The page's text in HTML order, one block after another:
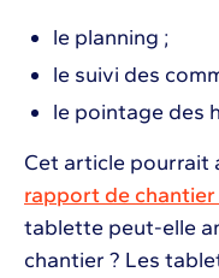
le planning ;
le suivi des
le pointage des
Cet article pourrait
rapport de chantier
tablette peut-elle
chantier ? Les